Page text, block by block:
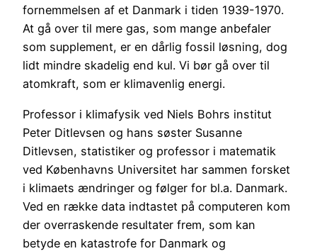
fornemmelsen af et Danmark i tiden 1939-1970.
At gå over til mere gas, som mange anbefaler
som supplement, er en dårlig fossil løsning, dog
lidt mindre skadelig end kul. Vi bør gå over til
atomkraft, som er klimavenlig energi.
Professor i klimafysik ved Niels Bohrs institut
Peter Ditlevsen og hans søster Susanne
Ditlevsen, statistiker og professor i matematik
ved Københavns Universitet har sammen forsket
i klimaets ændringer og følger for bl.a. Danmark.
Ved en række data indtastet på computeren kom
der overraskende resultater frem, som kan
betyde en katastrofe for Danmark og